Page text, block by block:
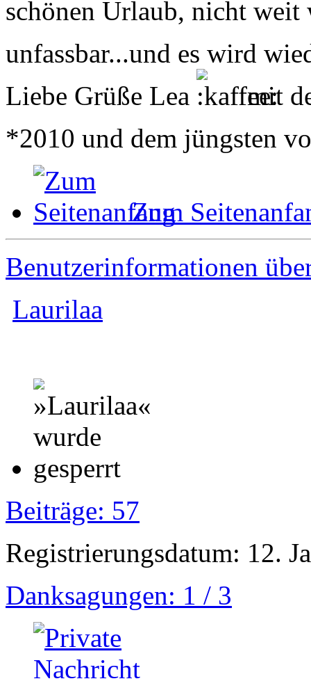
schönen Urlaub, nicht weit
unfassbar...und es wird
Liebe Grüße Lea
mit
*2010 und dem jüngsten
Zum
Benutzerinformationen
Laurilaa
Beiträge: 57
Registrierungsdatum: 12.
Danksagungen: 1 / 3